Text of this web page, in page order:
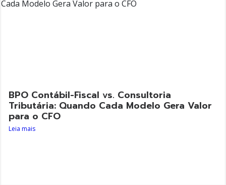
BPO Contábil-Fiscal vs. Consultoria
Tributária: Quando Cada Modelo Gera Valor
para o CFO
Leia mais